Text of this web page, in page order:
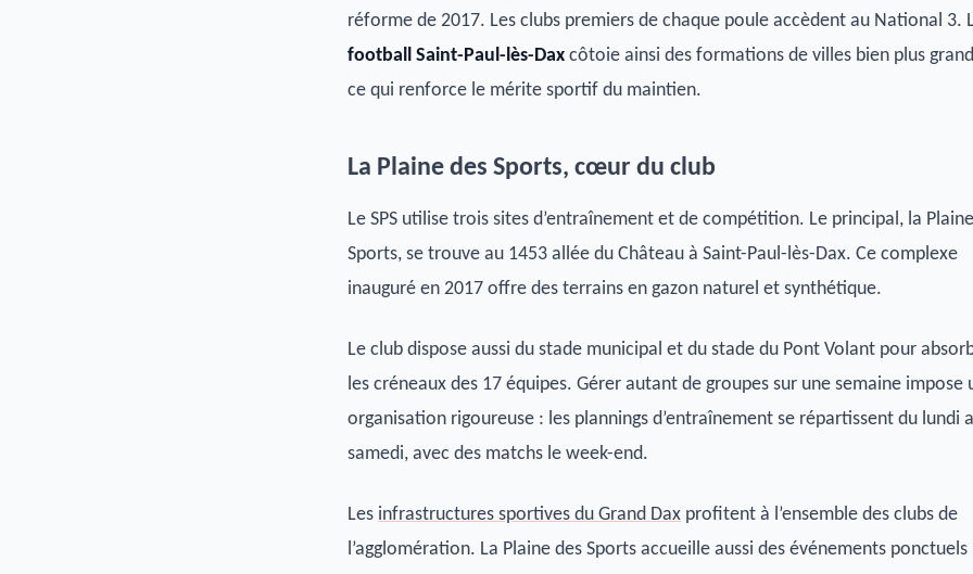
réforme de 2017. Les clubs premiers de chaque poule accèdent au National 3.
football Saint-Paul-lès-Dax côtoie ainsi des formations de villes bien plus
ce qui renforce le mérite sportif du maintien.
La Plaine des Sports, cœur du club
Le SPS utilise trois sites d’entraînement et de compétition. Le principal, la
Sports, se trouve au 1453 allée du Château à Saint-Paul-lès-Dax. Ce complexe
inauguré en 2017 offre des terrains en gazon naturel et synthétique.
Le club dispose aussi du stade municipal et du stade du Pont Volant pour
les créneaux des 17 équipes. Gérer autant de groupes sur une semaine impose
organisation rigoureuse : les plannings d’entraînement se répartissent du lundi
samedi, avec des matchs le week-end.
Les infrastructures sportives du Grand Dax profitent à l’ensemble des clubs de
l’agglomération. La Plaine des Sports accueille aussi des événements ponctuels